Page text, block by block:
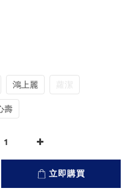
鴻上麗 蘿潔
壽
立即購買